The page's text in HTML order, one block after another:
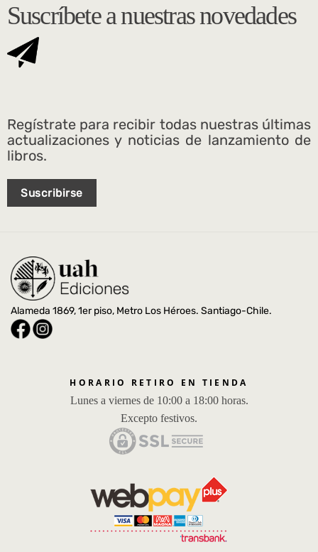
Suscríbete a nuestras novedades
Regístrate para recibir todas nuestras últimas
actualizaciones y noticias de lanzamiento de
libros.
Suscribirse
Alameda 1869, 1er piso, Metro Los Héroes. Santiago-Chile.
HORARIO RETIRO EN TIENDA
Lunes a viernes de 10:00 a 18:00 horas.
Excepto festivos.